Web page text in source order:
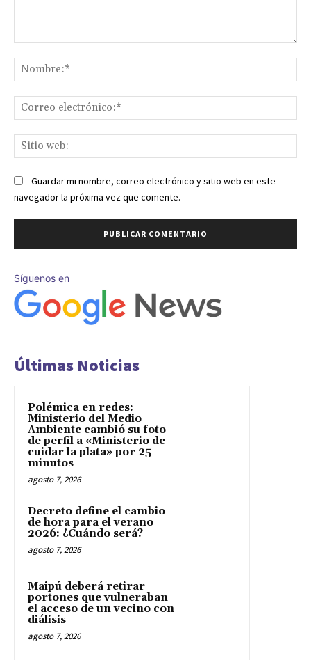
Guardar mi nombre, correo electrónico y sitio web en este
navegador la próxima vez que comente.
Síguenos en
Últimas Noticias
Polémica en redes:
Ministerio del Medio
Ambiente cambió su foto
de perfil a «Ministerio de
cuidar la plata» por 25
minutos
agosto 7, 2026
Decreto define el cambio
de hora para el verano
2026: ¿Cuándo será?
agosto 7, 2026
Maipú deberá retirar
portones que vulneraban
el acceso de un vecino con
diálisis
agosto 7, 2026